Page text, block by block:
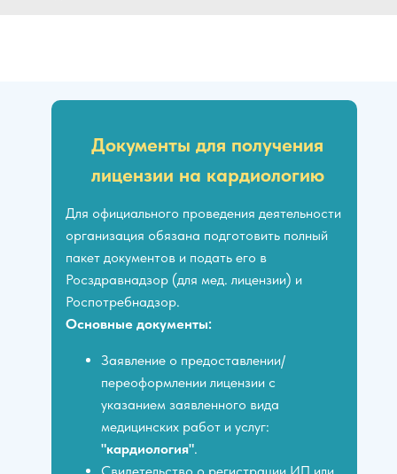
Документы для получения
лицензии на кардиологию
Для официального проведения деятельности
организация обязана подготовить полный
пакет документов и подать его в
Росздравнадзор (для мед. лицензии) и
Роспотребнадзор.
Основные документы:
Заявление о предоставлении/
переоформлении лицензии с
указанием заявленного вида
медицинских работ и услуг:
"кардиология".